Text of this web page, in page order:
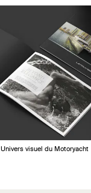
Univers visuel du Motoryacht